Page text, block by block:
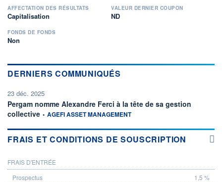
AFFECTATION DES RÉSULTATS
Capitalisation
VALEUR DERNIER COUPON
ND
FONDS DE FONDS
Non
DERNIERS COMMUNIQUÉS
23 déc. 2025
Pergam nomme Alexandre Ferci à la tête de sa gestion
collective information fournie par
• AGEFI ASSET MANAGEMENT
FRAIS ET CONDITIONS DE SOUSCRIPTION
PROSPECTUS
FRAIS D'ENTRÉE
1,5 %